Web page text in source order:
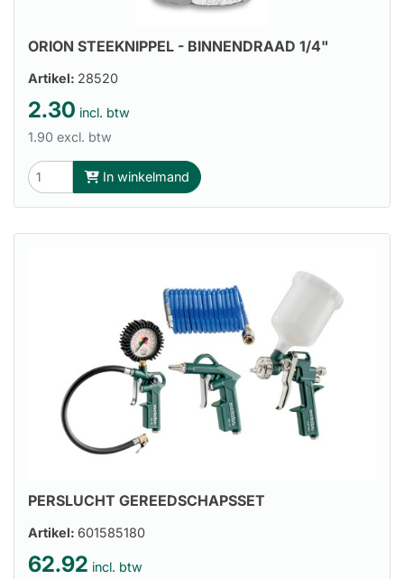
ORION STEEKNIPPEL - BINNENDRAAD 1/4"
Artikel: 28520
2.30 incl. btw
1.90 excl. btw
In winkelmand
PERSLUCHT GEREEDSCHAPSSET
Artikel: 601585180
62.92 incl. btw